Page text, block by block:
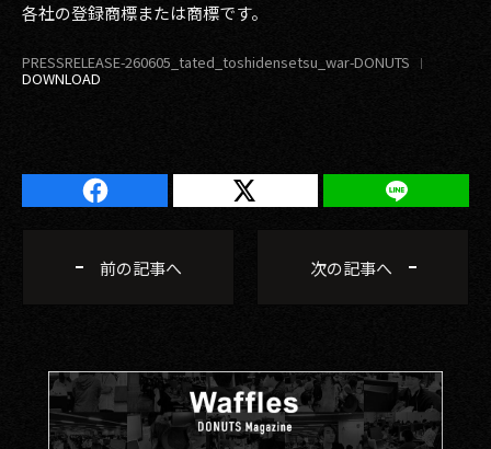
各社の登録商標または商標です。
PRESSRELEASE-260605_tated_toshidensetsu_war-DONUTS
前の記事へ 次の記事へ